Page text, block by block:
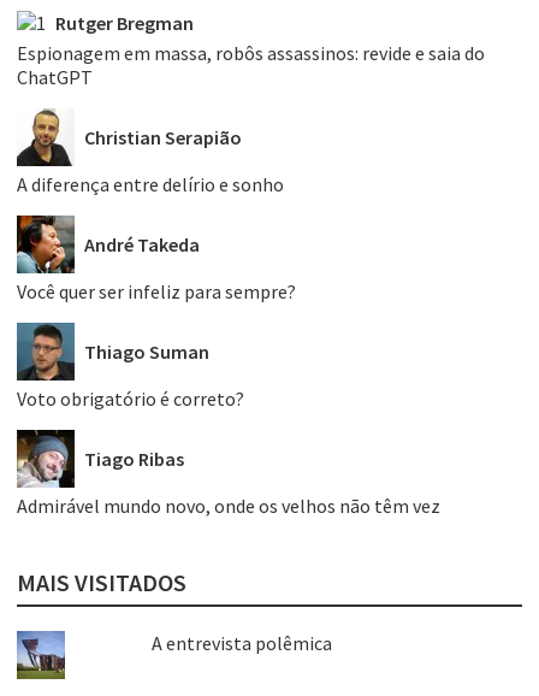
Rutger Bregman
Espionagem em massa, robôs assassinos: revide e saia do
ChatGPT
Christian Serapião
A diferença entre delírio e sonho
André Takeda
Você quer ser infeliz para sempre?
Thiago Suman
Voto obrigatório é correto?
Tiago Ribas
Admirável mundo novo, onde os velhos não têm vez
MAIS VISITADOS
A entrevista polêmica